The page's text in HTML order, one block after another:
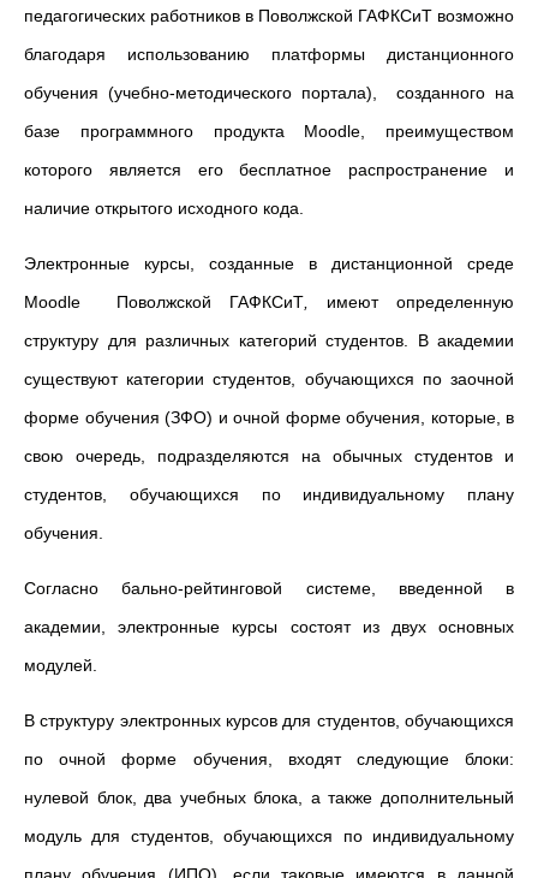
педагогических работников в Поволжской ГАФКСиТ возможно
благодаря использованию платформы дистанционного
обучения (учебно-методического портала), созданного на
базе программного продукта Moodlе, преимуществом
которого является его бесплатное распространение и
наличие открытого исходного кода.
Электронные курсы, созданные в дистанционной среде
Moodle
Поволжской ГАФКСиТ
имеют определенную
структуру для различных категорий студентов. В академии
существуют категории студентов, обучающихся по заочной
форме обучения (ЗФО) и очной форме обучения, которые, в
свою очередь, подразделяются на обычных студентов и
студентов, обучающихся по индивидуальному плану
обучения.
Согласно бально-рейтинговой системе, введенной в
академии, электронные курсы состоят из двух основных
модулей.
В структуру электронных курсов для студентов, обучающихся
по очной форме обучения, входят следующие блоки:
нулевой блок, два учебных блока, а также дополнительный
модуль для студентов, обучающихся по индивидуальному